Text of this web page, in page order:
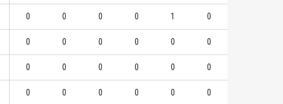
0 0 0 0 1 0
0 0 0 0 0 0
0 0 0 0 0 0
0 0 0 0 0 0